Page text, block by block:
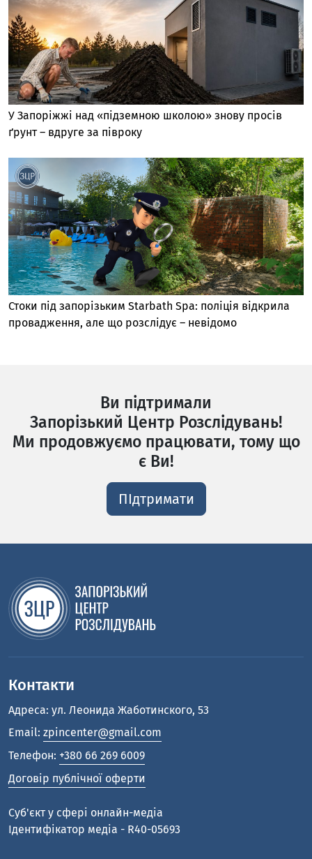
У Запоріжжі над «підземною школою» знову просів
ґрунт – вдруге за півроку
Стоки під запорізьким Starbath Spa: поліція відкрила
провадження, але що розслідує – невідомо
Ви підтримали
Запорізький Центр Розслідувань!
Ми продовжуємо працювати, тому що
є Ви!
ПІдтримати
Контакти
Адреса: ул. Леонида Жаботинского, 53
Email: zpincenter@gmail.com
Телефон: +380 66 269 6009
Договір публічної оферти
Cуб'єкт у сфері онлайн-медіа
Ідентифікатор медіа - R40-05693